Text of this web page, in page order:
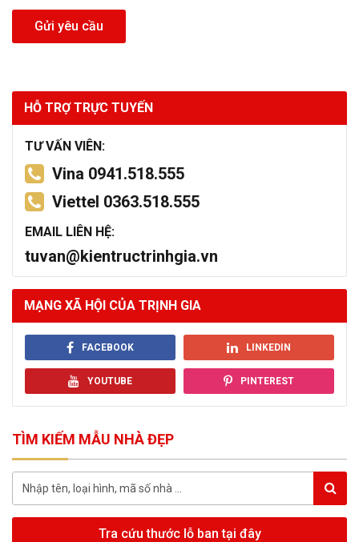
Gửi yêu cầu
HỖ TRỢ TRỰC TUYẾN
TƯ VẤN VIÊN:
Vina 0941.518.555
Viettel 0363.518.555
EMAIL LIÊN HỆ:
tuvan@kientructrinhgia.vn
MẠNG XÃ HỘI CỦA TRỊNH GIA
FACEBOOK LINKEDIN
YOUTUBE PINTEREST
TÌM KIẾM MẪU NHÀ ĐẸP
Tra cứu thước lỗ ban tại đây